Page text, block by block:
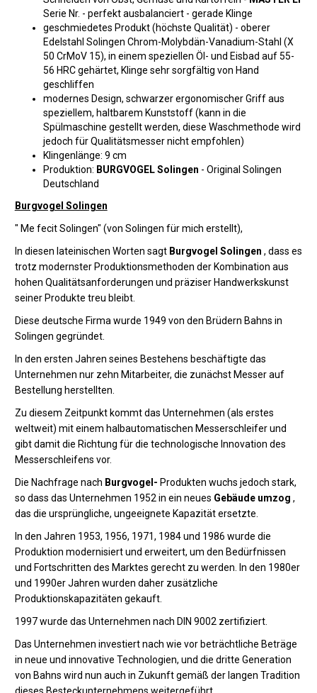
Serie Nr. - perfekt ausbalanciert - gerade Klinge
geschmiedetes Produkt (höchste Qualität) - oberer
Edelstahl Solingen Chrom-Molybdän-Vanadium-Stahl (X
50 CrMoV 15), in einem speziellen Öl- und Eisbad auf 55-
56 HRC gehärtet, Klinge sehr sorgfältig von Hand
geschliffen
modernes Design, schwarzer ergonomischer Griff aus
speziellem, haltbarem Kunststoff (kann in die
Spülmaschine gestellt werden, diese Waschmethode wird
jedoch für Qualitätsmesser nicht empfohlen)
Klingenlänge: 9 cm
Produktion: BURGVOGEL Solingen - Original Solingen
Deutschland
Burgvogel Solingen
" Me fecit Solingen" (von Solingen für mich erstellt),
In diesen lateinischen Worten sagt Burgvogel Solingen , dass es
trotz modernster Produktionsmethoden der Kombination aus
hohen Qualitätsanforderungen und präziser Handwerkskunst
seiner Produkte treu bleibt.
Diese deutsche Firma wurde 1949 von den Brüdern Bahns in
Solingen gegründet.
In den ersten Jahren seines Bestehens beschäftigte das
Unternehmen nur zehn Mitarbeiter, die zunächst Messer auf
Bestellung herstellten.
Zu diesem Zeitpunkt kommt das Unternehmen (als erstes
weltweit) mit einem halbautomatischen Messerschleifer und
gibt damit die Richtung für die technologische Innovation des
Messerschleifens vor.
Die Nachfrage nach Burgvogel- Produkten wuchs jedoch stark,
so dass das Unternehmen 1952 in ein neues Gebäude umzog ,
das die ursprüngliche, ungeeignete Kapazität ersetzte.
In den Jahren 1953, 1956, 1971, 1984 und 1986 wurde die
Produktion modernisiert und erweitert, um den Bedürfnissen
und Fortschritten des Marktes gerecht zu werden. In den 1980er
und 1990er Jahren wurden daher zusätzliche
Produktionskapazitäten gekauft.
1997 wurde das Unternehmen nach DIN 9002 zertifiziert.
Das Unternehmen investiert nach wie vor beträchtliche Beträge
in neue und innovative Technologien, und die dritte Generation
von Bahns wird nun auch in Zukunft gemäß der langen Tradition